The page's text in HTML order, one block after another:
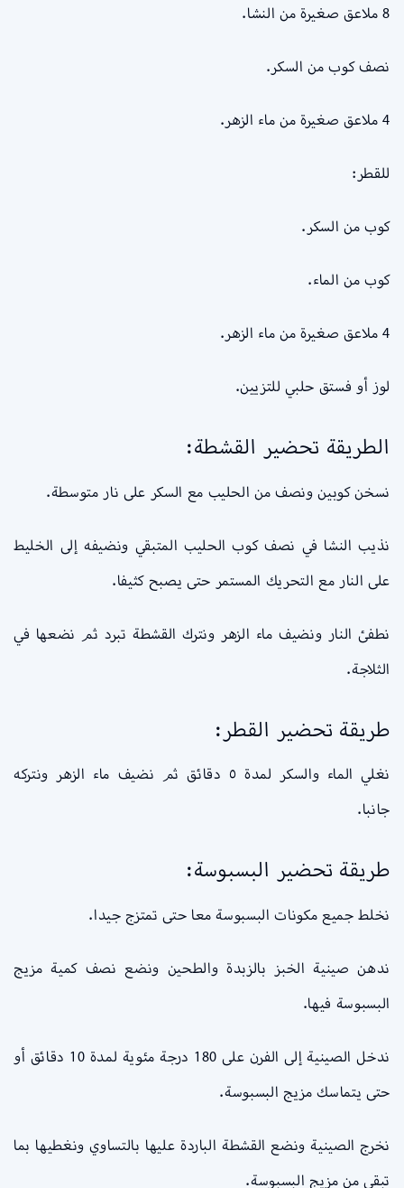
8 ملاعق صغيرة من النشا.
نصف كوب من السكر.
4 ملاعق صغيرة من ماء الزهر.
للقطر:
كوب من السكر.
كوب من الماء.
4 ملاعق صغيرة من ماء الزهر.
لوز أو فستق حلبي للتزيين.
الطريقة تحضير القشطة:
نسخن كوبين ونصف من الحليب مع السكر على نار متوسطة.
نذيب النشا في نصف كوب الحليب المتبقي ونضيفه إلى الخليط
على النار مع التحريك المستمر حتى يصبح كثيفا.
نطفئ النار ونضيف ماء الزهر ونترك القشطة تبرد ثم نضعها في
الثلاجة.
طريقة تحضير القطر:
نغلي الماء والسكر لمدة ٥ دقائق ثم نضيف ماء الزهر ونتركه
جانبا.
طريقة تحضير البسبوسة:
نخلط جميع مكونات البسبوسة معا حتى تمتزج جيدا.
ندهن صينية الخبز بالزبدة والطحين ونضع نصف كمية مزيج
البسبوسة فيها.
ندخل الصينية إلى الفرن على 180 درجة مئوية لمدة 10 دقائق أو
حتى يتماسك مزيج البسبوسة.
نخرج الصينية ونضع القشطة الباردة عليها بالتساوي ونغطيها بما
تبقى من مزيج البسبوسة.